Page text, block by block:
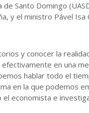
Santo Domingo
y el ministro Pável Isa
y conocer la
en una
hablar todo el
en la que podemos
economista e